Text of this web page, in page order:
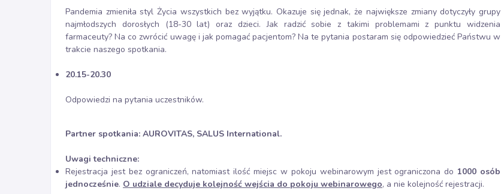
Pandemia zmieniła styl Życia wszystkich bez wyjątku. Okazuje się jednak, że największe zmiany dotyczyły grupy
najmłodszych dorosłych (18-30 lat) oraz dzieci. Jak radzić sobie z takimi problemami z punktu widzenia
farmaceuty? Na co zwrócić uwagę i jak pomagać pacjentom? Na te pytania postaram się odpowiedzieć Państwu w
trakcie naszego spotkania.
20.15-20.30
Odpowiedzi na pytania uczestników.
Partner spotkania: AUROVITAS, SALUS International.
Uwagi techniczne:
Rejestracja jest bez ograniczeń, natomiast ilość miejsc w pokoju webinarowym jest ograniczona do 1000 osób
jednocześnie. O udziale decyduje kolejność wejścia do pokoju webinarowego, a nie kolejność rejestracji.